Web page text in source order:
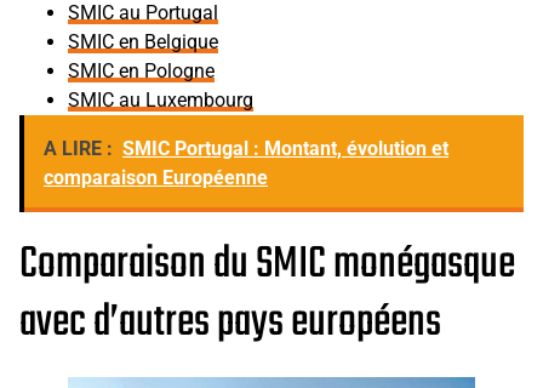
SMIC au Portugal
SMIC en Belgique
SMIC en Pologne
SMIC au Luxembourg
A LIRE : SMIC Portugal : Montant, évolution et
comparaison Européenne
Comparaison du SMIC monégasque
avec d’autres pays européens